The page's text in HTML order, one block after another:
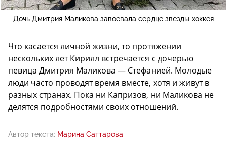
Дочь Дмитрия Маликова завоевала сердце звезды хоккея
Что касается личной жизни, то протяжении
нескольких лет Кирилл встречается с дочерью
певица Дмитрия Маликова — Стефанией. Молодые
люди часто проводят время вместе, хотя и живут в
разных странах. Пока ни Капризов, ни Маликова не
делятся подробностями своих отношений.
Автор текста: Марина Саттарова